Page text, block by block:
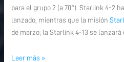
para el grupo 2 (a 70°). Starlink 4-2
lanzado, mientras que la misión
de marzo; la Starlink 4-13 se
Leer más »